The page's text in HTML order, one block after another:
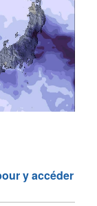
y accéder